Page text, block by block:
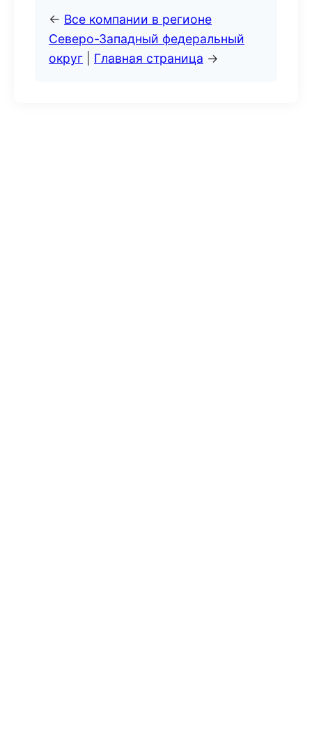
← Все компании в регионе
Северо-Западный федеральный
округ
Главная страница →